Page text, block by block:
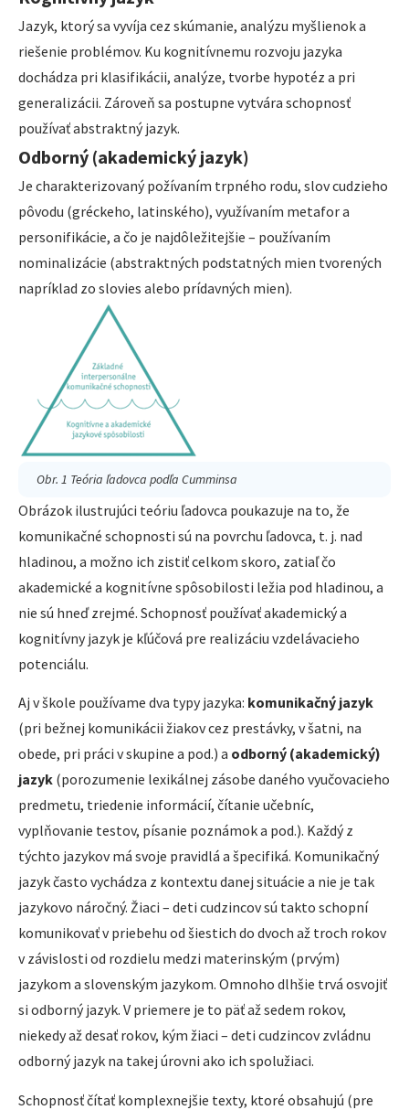
Jazyk, ktorý sa vyvíja cez skúmanie, analýzu myšlienok a
riešenie problémov. Ku kognitívnemu rozvoju jazyka
dochádza pri klasifikácii, analýze, tvorbe hypotéz a pri
generalizácii. Zároveň sa postupne vytvára schopnosť
používať abstraktný jazyk.
Odborný (akademický jazyk)
Je charakterizovaný požívaním trpného rodu, slov cudzieho
pôvodu (gréckeho, latinského), využívaním metafor a
personifikácie, a čo je najdôležitejšie – používaním
nominalizácie (abstraktných podstatných mien tvorených
napríklad zo slovies alebo prídavných mien).
Obr. 1 Teória ľadovca podľa Cumminsa
Obrázok ilustrujúci teóriu ľadovca poukazuje na to, že
komunikačné schopnosti sú na povrchu ľadovca, t. j. nad
hladinou, a možno ich zistiť celkom skoro, zatiaľ čo
akademické a kognitívne spôsobilosti ležia pod hladinou, a
nie sú hneď zrejmé. Schopnosť používať akademický a
kognitívny jazyk je kľúčová pre realizáciu vzdelávacieho
potenciálu.
Aj v škole používame dva typy jazyka: komunikačný jazyk
(pri bežnej komunikácii žiakov cez prestávky, v šatni, na
obede, pri práci v skupine a pod.) a odborný (akademický)
jazyk (porozumenie lexikálnej zásobe daného vyučovacieho
predmetu, triedenie informácií, čítanie učebníc,
vyplňovanie testov, písanie poznámok a pod.). Každý z
týchto jazykov má svoje pravidlá a špecifiká. Komunikačný
jazyk často vychádza z kontextu danej situácie a nie je tak
jazykovo náročný. Žiaci – deti cudzincov sú takto schopní
komunikovať v priebehu od šiestich do dvoch až troch rokov
v závislosti od rozdielu medzi materinským (prvým)
jazykom a slovenským jazykom. Omnoho dlhšie trvá osvojiť
si odborný jazyk. V priemere je to päť až sedem rokov,
niekedy až desať rokov, kým žiaci – deti cudzincov zvládnu
odborný jazyk na takej úrovni ako ich spolužiaci.
Schopnosť čítať komplexnejšie texty, ktoré obsahujú (pre